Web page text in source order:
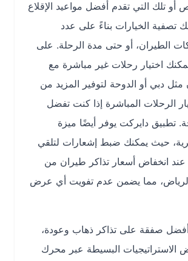
التي تقدم أفضل مواعيد الإقلاع
الخيارات بناءً على عدد
أو حتى مدة الرحلة. على
اختيار رحلات غير مباشرة مع
أو الدوحة لتوفير المزيد من
المباشرة إذا كنت تفضل
دايركت يوفر أيضًا ميزة
حيث يمكنك ضبط إشعارات لتلقي
أسعار تذاكر طيران من
مما يضمن عدم تفويت أي عرض
على تذاكر ذهاب وعودة،
البسيطة عبر محرك